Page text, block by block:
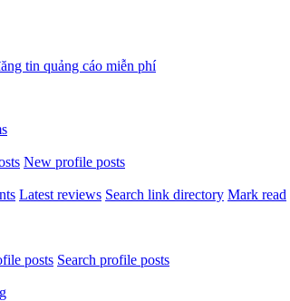
New profile posts
Latest reviews Search link directory Mark read
posts Search profile posts